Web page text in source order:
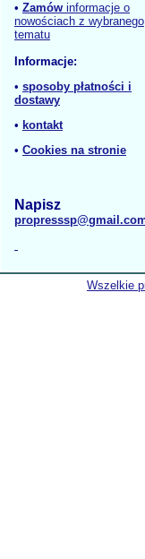
• Zamów informacje o
nowościach z wybranego
tematu
Informacje:
• sposoby płatności i
dostawy
• kontakt
• Cookies na stronie
Napisz
Wszelkie